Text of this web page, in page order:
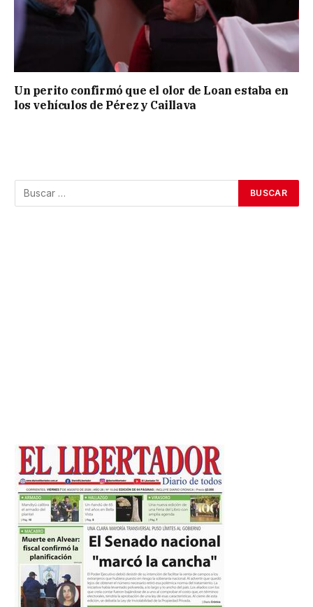
Un perito confirmó que el olor de Loan estaba en
los vehículos de Pérez y Caillava